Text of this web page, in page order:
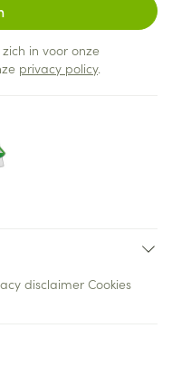
in voor onze
privacy policy.
disclaimer Cookies